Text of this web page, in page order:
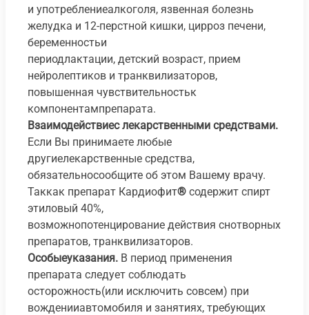
и употреблениеалкоголя, язвенная болезнь
желудка и 12-перстной кишки, цирроз печени,
беременностьи
периодлактации, детский возраст, прием
нейролептиков и транквилизаторов,
повышенная чувствительностьк
компонентампрепарата.
Взаимодействиес лекарственными средствами.
Если Вы принимаете любые
другиелекарственные средства,
обязательносообщите об этом Вашему врачу.
Таккак препарат Кардиофит® содержит спирт
этиловый 40%,
возможнопотенцирование действия снотворных
препаратов, транквилизаторов.
Особыеуказания. В период применения
препарата следует соблюдать
осторожность(или исключить совсем) при
вожденииавтомобиля и занятиях, требующих